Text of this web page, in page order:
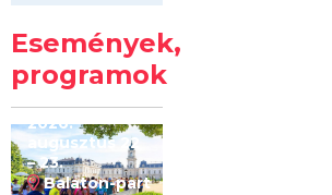
Események,
programok
Kilóméterek
2026
2026.
augusztus 22
– 23.
Balaton-part